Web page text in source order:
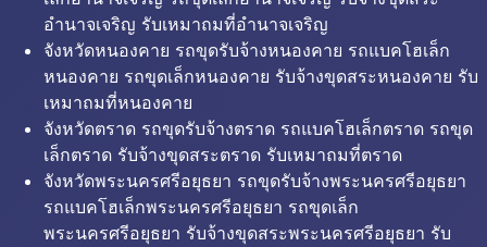
อำนาจเจริญ รับเหมาถมที่อำนาจเจริญ
จังหวัดหนองคาย รถขุดรับจ้างหนองคาย รถแบคโฮเล็ก
หนองคาย รถขุดเล็กหนองคาย รับจ้างขุดสระหนองคาย รับ
เหมาถมที่หนองคาย
จังหวัดตราด รถขุดรับจ้างตราด รถแบคโฮเล็กตราด รถขุด
เล็กตราด รับจ้างขุดสระตราด รับเหมาถมที่ตราด
จังหวัดพระนครศรีอยุธยา รถขุดรับจ้างพระนครศรีอยุธยา
รถแบคโฮเล็กพระนครศรีอยุธยา รถขุดเล็ก
พระนครศรีอยุธยา รับจ้างขุดสระพระนครศรีอยุธยา รับ